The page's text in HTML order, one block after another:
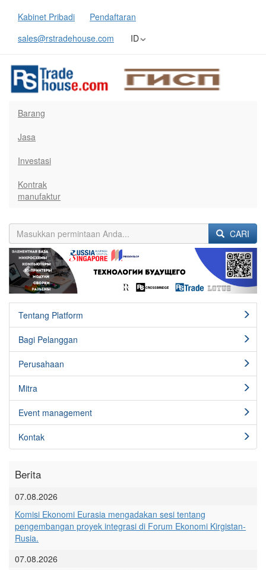
Kabinet Pribadi
Pendaftaran
sales@rstradehouse.com
ID
Barang
Jasa
Investasi
Kontrak
manufaktur
CARI
Previous Next
Tentang Platform
Bagi Pelanggan
Perusahaan
Mitra
Event management
Kontak
Berita
07.08.2026
Komisi Ekonomi Eurasia mengadakan sesi tentang
pengembangan proyek integrasi di Forum Ekonomi Kirgistan-
Rusia.
07.08.2026